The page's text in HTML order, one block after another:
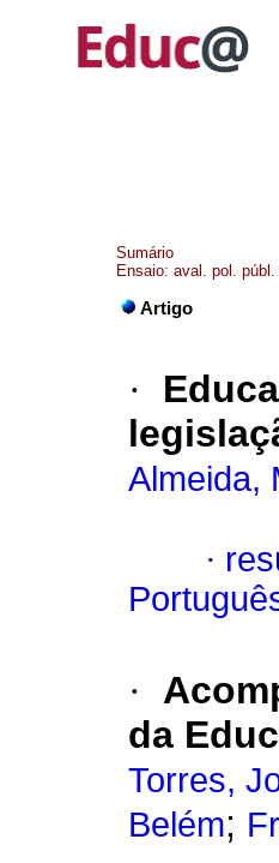
Sumário
Ensaio: aval. pol.
Artigo
·
Almeida,
·
·
da
Torres,
Belém;